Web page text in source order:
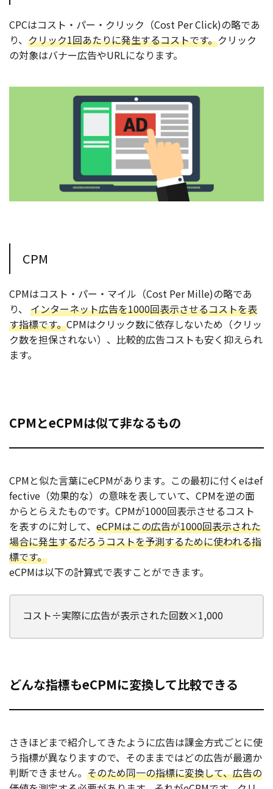
CPCはコスト・パー・クリック（Cost Per Click)の略であ
り、 クリック1回あたりに発生するコストです。クリック
の対象はバナー広告やURLになります。
CPM
CPMはコスト・パー・マイル（Cost Per Mille)の略であ
り、 インターネット広告を1000回表示させるコストを表
す指標です。CPMはクリック数に依存しないため（クリッ
ク数を担保されない）、比較的広告コストも安く抑えられ
ます。
CPMとeCPMは似て非なるもの
CPMと似た言葉にeCPMがあります。この最初に付くeはef
fective（効果的な）の意味を表していて、CPMを逆の面
からとらえたものです。CPMが1000回表示させるコスト
を表すのに対して、 eCPMはこの広告が1000回表示された
場合に発生するだろうコストを予測するために使われる指
標です。
eCPMは以下の計算式で表すことができます。
コスト÷実際に広告が表示された回数×1,000
どんな指標もeCPMに変換して比較できる
さきほどまで紹介してきたように広告は課金方式ごとに使
う指標が異なりますので、そのままではどの広告が最適か
判断できません。 そのため同一の指標に変換して、広告の